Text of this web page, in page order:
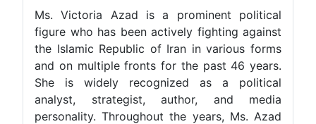
Ms. Victoria Azad is a prominent political
figure who has been actively fighting against
the Islamic Republic of Iran in various forms
and on multiple fronts for the past 46 years.
She is widely recognized as a political
analyst, strategist, author, and media
personality. Throughout the years, Ms. Azad